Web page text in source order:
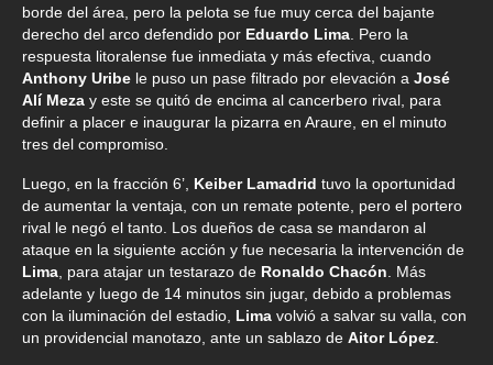
borde del área, pero la pelota se fue muy cerca del bajante
derecho del arco defendido por Eduardo Lima . Pero la
respuesta litoralense fue inmediata y más efectiva, cuando
Anthony Uribe le puso un pase filtrado por elevación a José
Alí Meza y este se quitó de encima al cancerbero rival, para
definir a placer e inaugurar la pizarra en Araure, en el minuto
tres del compromiso.
Luego, en la fracción 6’, Keiber Lamadrid tuvo la oportunidad
de aumentar la ventaja, con un remate potente, pero el portero
rival le negó el tanto. Los dueños de casa se mandaron al
ataque en la siguiente acción y fue necesaria la intervención de
Lima , para atajar un testarazo de Ronaldo Chacón . Más
adelante y luego de 14 minutos sin jugar, debido a problemas
con la iluminación del estadio, Lima volvió a salvar su valla, con
un providencial manotazo, ante un sablazo de Aitor López